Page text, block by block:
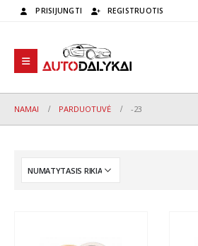
PRISIJUNGTI REGISTRUOTIS
NAMAI PARDUOTUVĖ -23